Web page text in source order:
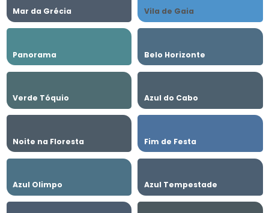
Mar da Grécia Vila de Gaia
Panorama Belo Horizonte
Verde Tóquio Azul do Cabo
Noite na Floresta Fim de Festa
Azul Olimpo Azul Tempestade